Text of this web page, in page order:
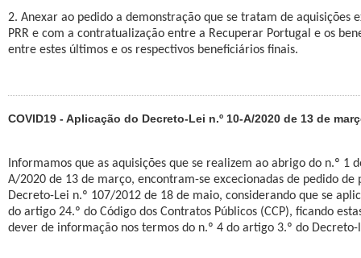
2. Anexar ao pedido a demonstração que se tratam de aquisições
PRR e com a contratualização entre a Recuperar Portugal e os
entre estes últimos e os respectivos beneficiários finais.
COVID19 - Aplicação do Decreto-Lei n.º 10-A/2020 de 13 de
Informamos que as aquisições que se realizem ao abrigo do n.º 1
A/2020 de 13 de março, encontram-se excecionadas de pedido
Decreto-Lei n.º 107/2012 de 18 de maio, considerando que se
do artigo 24.º do Código dos Contratos Públicos (CCP), ficando
dever de informação nos termos do n.º 4 do artigo 3.º do